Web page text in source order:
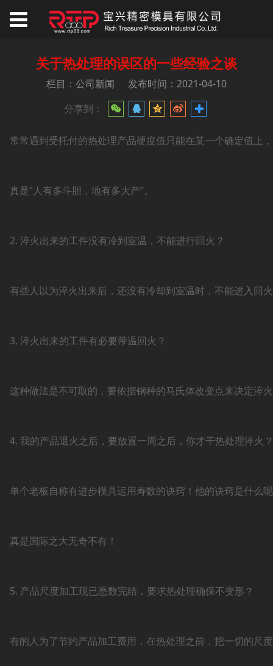
关于热处理的误区的一些经验之谈
栏目：公司新闻
发布时间：2021-04-10
分享到：
常常遇到受托付的热处理产品硬度值只能在某一个确定值上
真是“人有多斗胆，地有多大产”。
2. 淬火出来的工件没有冷到室温，不能进行回火？
有些人以为淬火出来后，还没有冷却到室温时，不能进入回
3. 淬火出来的工件有必要带温回火？
这种做法是不可取的，要依据钢种的马氏体改变点来决定淬
4. 我的产品退火之后，要放置一周之后，你才干热处理淬火？
单个老板自称有进步模具运用寿数的诀窍！他的诀窍是什么
真是国际之大无奇不有！
5. 产品尺度加工现已悉数完结，要求热处理确保不变形？
有的人为了节约产品加工费用，在热处理之前，把一切的尺